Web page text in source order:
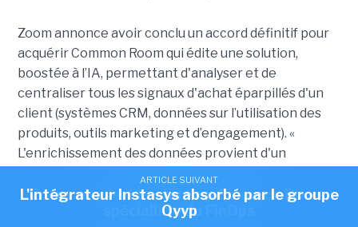
ARTICLE SUIVANT
Zoom acquiert la start-up Common Room,
spécialiste du FinOps
Zoom annonce avoir conclu un accord définitif pour
acquérir Common Room qui édite une solution,
boostée à l’IA, permettant d'analyser et de
centraliser tous les signaux d'achat éparpillés d'un
client (systèmes CRM, données sur l’utilisation des
produits, outils marketing et d’engagement). «
L'enrichissement des données provient d'un
lacunes que les équipes commerciales ne
découvrent qu'en cours de route. De plus, les outils
ARTICLE SUIVANT
L'intégrateur Instasys absorbé par le groupe
Qyyp